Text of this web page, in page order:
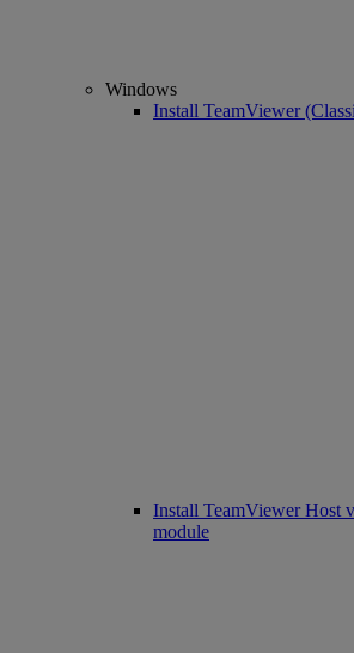
Windows
Install TeamViewer
Install TeamViewer Host
module